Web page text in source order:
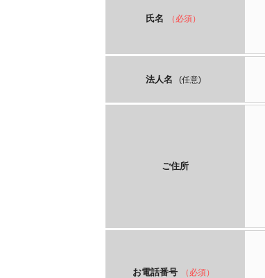
氏名 （必須）
法人名 (任意)
ご住所
お電話番号 （必須）